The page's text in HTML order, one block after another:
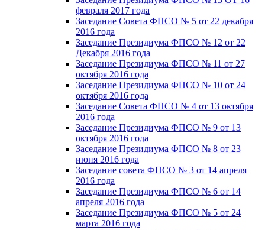
февраля 2017 года
Заседание Совета ФПСО № 5 от 22 декабря
2016 года
Заседание Президиума ФПСО № 12 от 22
Декабря 2016 года
Заседание Президиума ФПСО № 11 от 27
октября 2016 года
Заседание Президиума ФПСО № 10 от 24
октября 2016 года
Заседание Совета ФПСО № 4 от 13 октября
2016 года
Заседание Президиума ФПСО № 9 от 13
октября 2016 года
Заседание Президиума ФПСО № 8 от 23
июня 2016 года
Заседание совета ФПСО № 3 от 14 апреля
2016 года
Заседание Президиума ФПСО № 6 от 14
апреля 2016 года
Заседание Президиума ФПСО № 5 от 24
марта 2016 года